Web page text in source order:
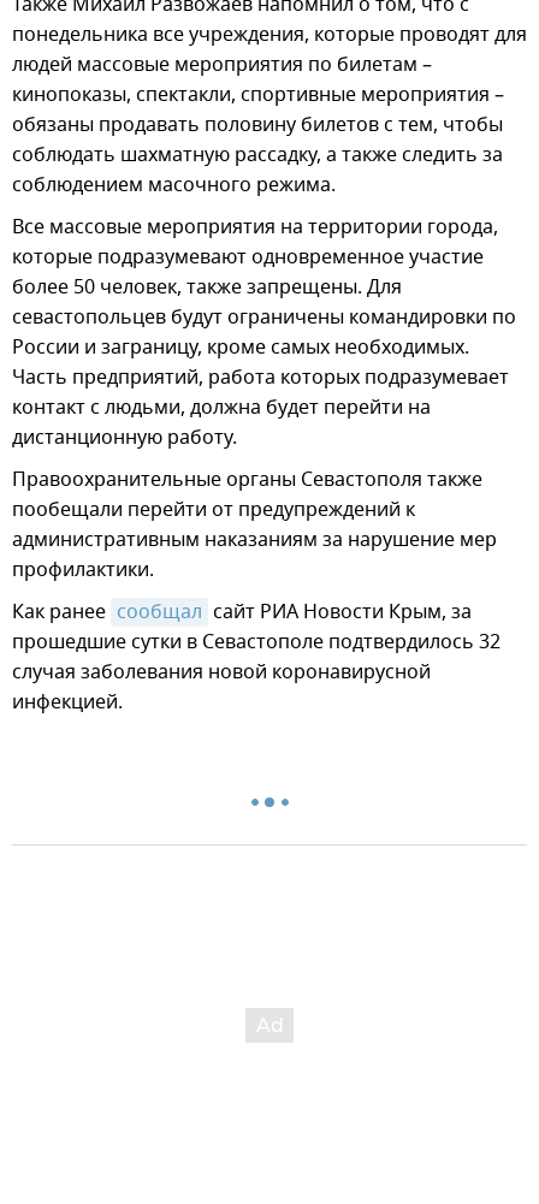
понедельника все учреждения, которые проводят для
людей массовые мероприятия по билетам –
кинопоказы, спектакли, спортивные мероприятия –
обязаны продавать половину билетов с тем, чтобы
соблюдать шахматную рассадку, а также следить за
соблюдением масочного режима.
Все массовые мероприятия на территории города,
которые подразумевают одновременное участие
более 50 человек, также запрещены. Для
севастопольцев будут ограничены командировки по
России и заграницу, кроме самых необходимых.
Часть предприятий, работа которых подразумевает
контакт с людьми, должна будет перейти на
дистанционную работу.
Правоохранительные органы Севастополя также
пообещали перейти от предупреждений к
административным наказаниям за нарушение мер
профилактики.
Как ранее сообщал сайт РИА Новости Крым, за
прошедшие сутки в Севастополе подтвердилось 32
случая заболевания новой коронавирусной
инфекцией.